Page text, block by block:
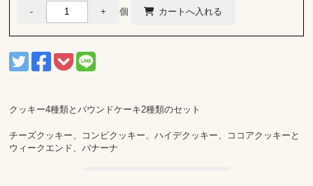
個
クッキー4種類とパウンドケーキ2種類のセット
チーズクッキー、コンビクッキー、ハイデクッキー、ココアクッキーと
ウィークエンド、バナーナ